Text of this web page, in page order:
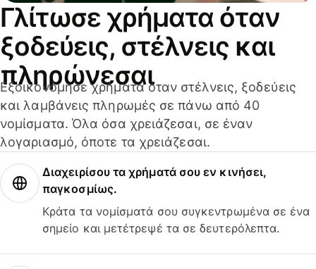
Γλίτωσε χρήματα όταν
ξοδεύεις, στέλνεις και
πληρώνεσαι
Εξοικονόμησε χρήματα όταν στέλνεις, ξοδεύεις
και λαμβάνεις πληρωμές σε πάνω από 40
νομίσματα. Όλα όσα χρειάζεσαι, σε έναν
λογαριασμό, όποτε τα χρειάζεσαι.
Διαχειρίσου τα χρήματά σου εν κινήσει,
παγκοσμίως.
Κράτα τα νομίσματά σου συγκεντρωμένα σε ένα
σημείο και μετέτρεψέ τα σε δευτερόλεπτα.